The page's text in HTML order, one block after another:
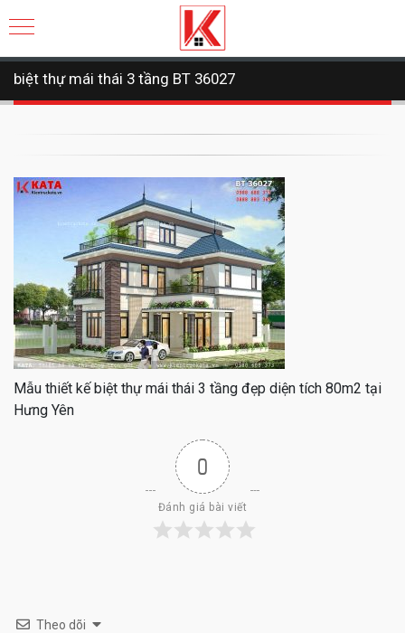
biệt thự mái thái 3 tầng BT 36027
Mẫu thiết kế biệt thự mái thái 3 tầng đẹp diện tích 80m2 tại
Hưng Yên
0
Đánh giá bài viết
Theo dõi